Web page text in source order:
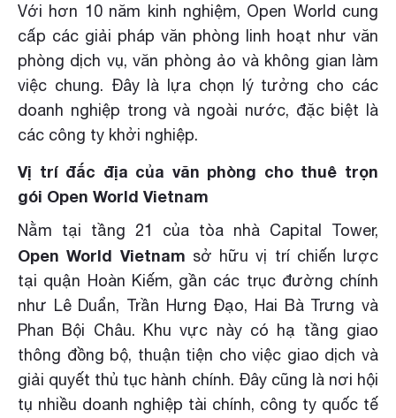
Với hơn 10 năm kinh nghiệm, Open World cung
cấp các giải pháp văn phòng linh hoạt như văn
phòng dịch vụ, văn phòng ảo và không gian làm
việc chung. Đây là lựa chọn lý tưởng cho các
doanh nghiệp trong và ngoài nước, đặc biệt là
các công ty khởi nghiệp.
Vị trí đắc địa của văn phòng cho thuê trọn
gói Open World Vietnam
Nằm tại tầng 21 của tòa nhà Capital Tower,
Open World Vietnam sở hữu vị trí chiến lược
tại quận Hoàn Kiếm, gần các trục đường chính
như Lê Duẩn, Trần Hưng Đạo, Hai Bà Trưng và
Phan Bội Châu. Khu vực này có hạ tầng giao
thông đồng bộ, thuận tiện cho việc giao dịch và
giải quyết thủ tục hành chính. Đây cũng là nơi hội
tụ nhiều doanh nghiệp tài chính, công ty quốc tế